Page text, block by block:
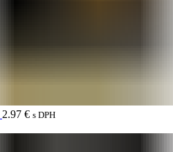
2.97 € s DPH